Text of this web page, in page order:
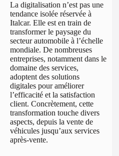
La digitalisation n’est pas une
tendance isolée réservée à
Italcar. Elle est en train de
transformer le paysage du
secteur automobile à l’échelle
mondiale. De nombreuses
entreprises, notamment dans le
domaine des services,
adoptent des solutions
digitales pour améliorer
l’efficacité et la satisfaction
client. Concrètement, cette
transformation touche divers
aspects, depuis la vente de
véhicules jusqu’aux services
après-vente.